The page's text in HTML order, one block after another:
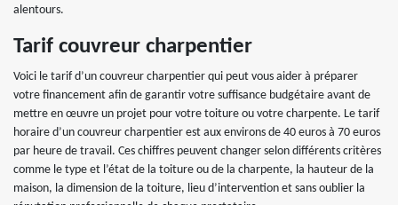
alentours.
Tarif couvreur charpentier
Voici le tarif d’un couvreur charpentier qui peut vous aider à préparer
votre financement afin de garantir votre suffisance budgétaire avant de
mettre en œuvre un projet pour votre toiture ou votre charpente. Le tarif
horaire d’un couvreur charpentier est aux environs de 40 euros à 70 euros
par heure de travail. Ces chiffres peuvent changer selon différents critères
comme le type et l’état de la toiture ou de la charpente, la hauteur de la
maison, la dimension de la toiture, lieu d’intervention et sans oublier la